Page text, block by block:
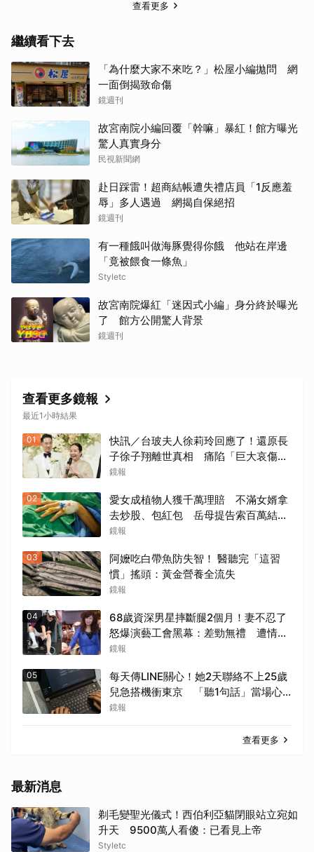
查看更多
繼續看下去
「為什麼大家不來吃？」松屋小編拋問 網
一面倒揭致命傷
鏡週刊
故宮南院小編回覆「幹嘛」暴紅！館方曝光
驚人真實身分
民視新聞網
赴日踩雷！超商結帳遭失禮店員「1反應羞
辱」多人遇過 網揭自保絕招
鏡週刊
有一種餓叫做海豚覺得你餓 他站在岸邊
「竟被餵食一條魚」
Styletc
故宮南院爆紅「迷因式小編」身分終於曝光
了 館方公開驚人背景
鏡週刊
查看更多鏡報
最近1小時結果
01
快訊／台玻夫人徐莉玲回應了！還原長
子徐子翔離世真相 痛陷「巨大哀傷」
足不出戶
鏡報
02
愛女成植物人獲千萬理賠 不滿女婿拿
去炒股、包紅包 岳母提告索百萬結局
出爐
鏡報
03
阿嬤吃白帶魚防失智！ 醫聽完「這習
慣」搖頭：黃金營養全流失
鏡報
04
68歲資深男星摔斷腿2個月！妻不忍了
怒爆演藝工會黑幕：差勁無禮 遭情勒
8年、收二手探病禮
鏡報
05
每天傳LINE關心！她2天聯絡不上25歲
兒急搭機衝東京 「聽1句話」當場心
碎...結局看哭網
鏡報
查看更多
最新消息
剃毛變聖光儀式！西伯利亞貓閉眼站立宛如
升天 9500萬人看傻：已看見上帝
Styletc